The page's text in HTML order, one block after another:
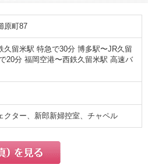
原町87
久留米駅 特急で30分 博多駅〜JR久留
20分 福岡空港〜西鉄久留米駅 高速バ
クター、新郎新婦控室、チャペル